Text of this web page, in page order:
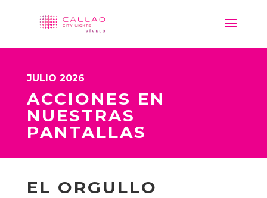
JULIO 2026
ACCIONES EN
NUESTRAS
PANTALLAS
EL ORGULLO